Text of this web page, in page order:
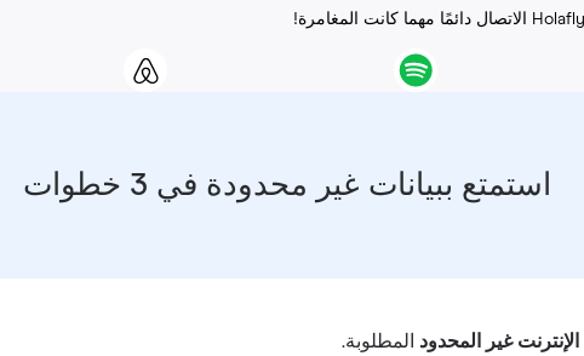
استمتع ببيانات غير محدودة في 3 خطوات
الإنترنت غير المحدود المطلوبة.